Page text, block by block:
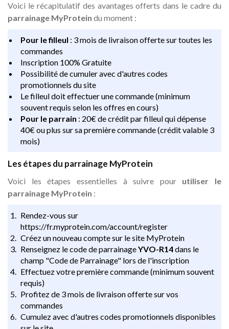
Voici le récapitulatif des avantages offerts dans le cadre du
parrainage MyProtein du moment :
Pour le filleul : 3 mois de livraison offerte sur toutes les
commandes
Inscription 100% Gratuite
Possibilité de cumuler avec d'autres codes
promotionnels du site
Le filleul doit effectuer une commande (minimum
souvent requis selon les offres en cours)
Pour le parrain : 20€ de crédit par filleul qui dépense
40€ ou plus sur sa première commande (crédit valable 3
mois)
Les étapes du parrainage MyProtein
Voici les étapes essentielles à suivre pour utiliser le
parrainage MyProtein :
Rendez-vous sur
https://fr.myprotein.com/account/register
Créez un nouveau compte sur le site MyProtein
Renseignez le code de parrainageYVO-R14dans le
champ "Code de Parrainage" lors de l'inscription
Effectuez votre première commande (minimum souvent
requis)
Profitez de 3 mois de livraison offerte sur vos
commandes
Cumulez avec d'autres codes promotionnels disponibles